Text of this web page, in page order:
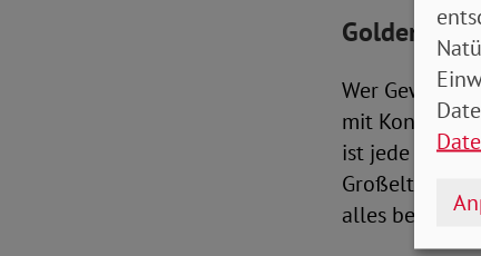
Goldene
Wer Gewalt
mit
ist jede dritte
Großeltern
alles besser?